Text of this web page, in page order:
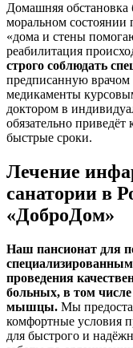
Домашняя обстановка
моральном состоянии
«дома и стены
реабилитация
строго соблюдать
предписанную
медикаменты
доктором в
обязательно приведёт
быстрые сроки.
Лечение
санатории в
«ДоброДом»
Наш пансионат для
специализированным
проведения
больных, в том числе
мышцы. Мы
комфортные условия
для быстрого и